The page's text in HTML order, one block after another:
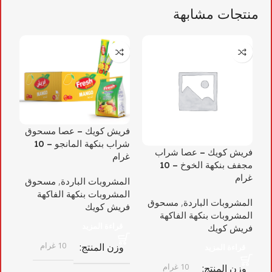
منتجات مشابهة
فريش كويك – عصا شراب
مجفف بنكهة الخوخ – 10
غرام
المشروبات الباردة, مسحوق
المشروبات بنكهة الفاكهة
فريش كويك
وزن المنتج 10 غرام
فريش كويك – عصا مسحوق
شراب بنكهة المانجو – 10
غرام
المشروبات الباردة, مسحوق
المشروبات بنكهة الفاكهة
فريش كويك
وزن المنتج 10 غرام